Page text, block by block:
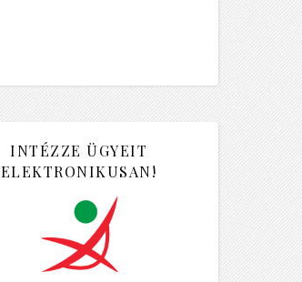
INTÉZZE ÜGYEIT
ELEKTRONIKUSAN!